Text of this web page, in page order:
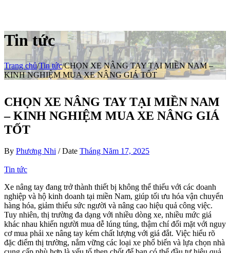
Tin tức
Trang chủ/Tin tức/CHỌN XE NÂNG TAY TẠI MIỀN NAM –
KINH NGHIỆM MUA XE NÂNG GIÁ TỐT
CHỌN XE NÂNG TAY TẠI MIỀN NAM
– KINH NGHIỆM MUA XE NÂNG GIÁ
TỐT
By Phương Nhi / Date Tháng Năm 17, 2025
Tin tức
Xe nâng tay đang trở thành thiết bị không thể thiếu với các doanh
nghiệp và hộ kinh doanh tại miền Nam, giúp tối ưu hóa vận chuyển
hàng hóa, giảm thiểu sức người và nâng cao hiệu quả công việc.
Tuy nhiên, thị trường đa dạng với nhiều dòng xe, nhiều mức giá
khác nhau khiến người mua dễ lúng túng, thậm chí đối mặt với nguy
cơ mua phải xe nâng tay kém chất lượng với giá đắt. Việc hiểu rõ
đặc điểm thị trường, nắm vững các loại xe phổ biến và lựa chọn nhà